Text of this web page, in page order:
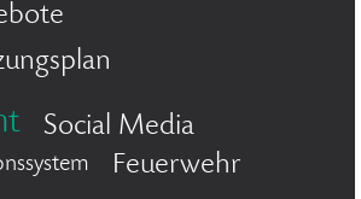
Social Media
Feuerwehr